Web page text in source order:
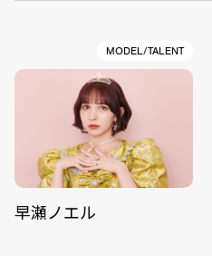
MODEL/TALENT
早瀬ノエル